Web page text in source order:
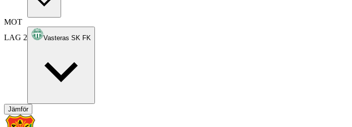
MOT
LAG 2
Vasteras SK FK
Jämför